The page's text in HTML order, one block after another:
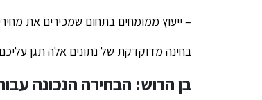
– ייעוץ ממומחים בתחום שמכירים את
בחינה מדוקדקת של נתונים אלה תגן
בן הרוש: הבחירה הנכונה